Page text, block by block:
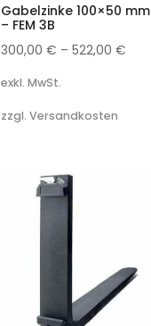
Gabelzinke 100×50 mm
– FEM 3B
300,00€ –522,00€
exkl. MwSt.
zzgl. Versandkosten